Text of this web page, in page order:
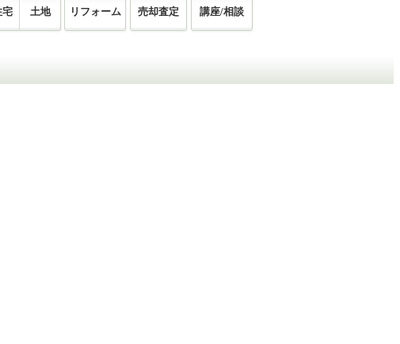
宅 土地 リフォーム 売却査定 講座/相談